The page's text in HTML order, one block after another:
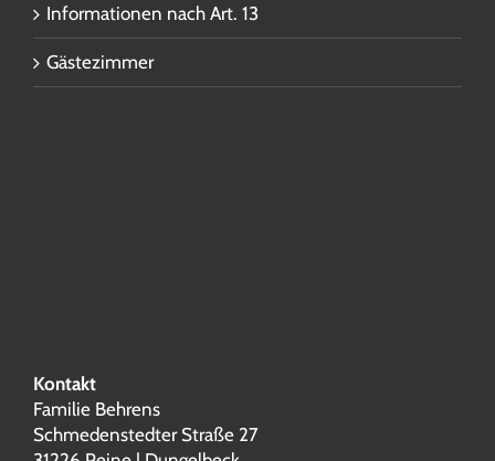
Informationen nach Art. 13
Gästezimmer
Kontakt
Familie Behrens
Schmedenstedter Straße 27